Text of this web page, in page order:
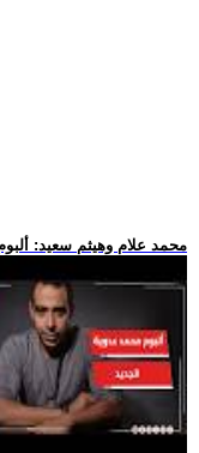
.. محمد علام وهيثم سعيد: